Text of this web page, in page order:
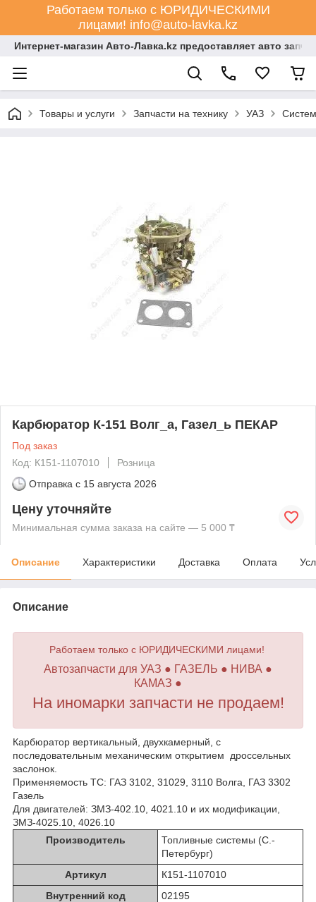
Работаем только с ЮРИДИЧЕСКИМИ
лицами! info@auto-lavka.kz
Интернет-магазин Авто-Лавка.kz предоставляет авто
Товары и услуги Запчасти на технику УАЗ
Карбюратор К-151 Волг_а, Газел_ь ПЕКАР
Под заказ
Код: К151-1107010
Розница
Отправка с 15 августа 2026
Цену уточняйте
Минимальная сумма заказа на сайте — 5 000 ₸
Описание Характеристики Доставка Оплата
Описание
Работаем только с ЮРИДИЧЕСКИМИ лицами!
Автозапчасти для УАЗ ● ГАЗЕЛЬ ● НИВА ●
КАМАЗ ●
На иномарки запчасти не продаем!
Карбюратор вертикальный, двухкамерный, с
последовательным механическим открытием дроссельных
заслонок.
Применяемость ТС: ГАЗ 3102, 31029, 3110 Волга, ГАЗ 3302
Газель
Для двигателей: ЗМЗ-402.10, 4021.10 и их модификации,
ЗМЗ-4025.10, 4026.10
Производитель
Топливные системы (С.-
Петербург)
Артикул
К151-1107010
Внутренний код
02195